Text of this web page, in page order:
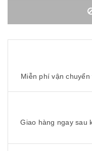
Miễn phí vận
Giao hàng ngay sau